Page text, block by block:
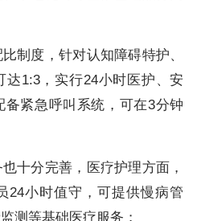
制度，针对认知障碍特护、
1:3，实行24小时医护、安
紧急呼叫系统，可在3分钟
十分完善，医疗护理方面，
24小时值守，可提供慢病管
测等基础医疗服务；